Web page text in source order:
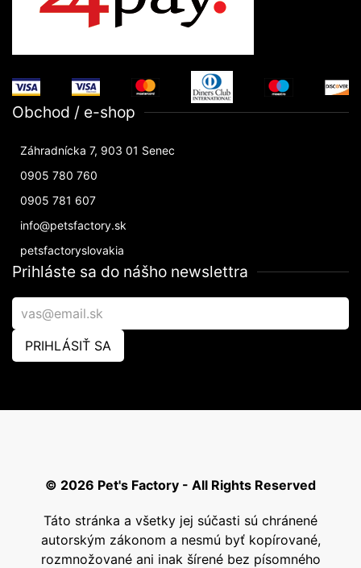
Obchod / e-shop
Záhradnícka 7, 903 01 Senec
0905 780 760
0905 781 607
info@petsfactory.sk
petsfactoryslovakia
Prihláste sa do nášho newslettra
PRIHLÁSIŤ SA
© 2026 Pet's Factory - All Rights Reserved
Táto stránka a všetky jej súčasti sú chránené
autorským zákonom a nesmú byť kopírované,
rozmnožované ani inak šírené bez písomného